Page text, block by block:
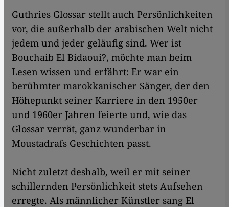
Guthries Glossar stellt auch Persönlichkeiten
vor, die außerhalb der arabischen Welt nicht
jedem und jeder geläufig sind. Wer ist
Bouchaib El Bidaoui?, möchte man beim
Lesen wissen und erfährt: Er war ein
berühmter marokkanischer Sänger, der den
Höhepunkt seiner Karriere in den 1950er
und 1960er Jahren feierte und, wie das
Glossar verrät, ganz wunderbar in
Moustadrafs Geschichten passt.
Nicht zuletzt deshalb, weil er mit seiner
schillernden Persönlichkeit stets Aufsehen
erregte. Als männlicher Künstler sang El